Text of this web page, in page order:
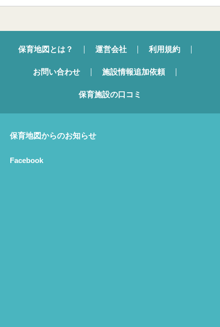
保育地図とは？ 運営会社 利用規約
お問い合わせ 施設情報追加依頼
保育施設の口コミ
保育地図からのお知らせ
Facebook